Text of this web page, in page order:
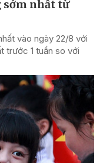
sớm nhất từ
vào ngày 22/8 với
trước 1 tuần so với